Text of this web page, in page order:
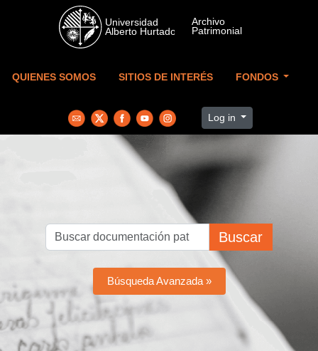
Skip to main content
QUIENES SOMOS SITIOS DE INTERÉS FONDOS
Log in
Buscar
Búsqueda Avanzada »